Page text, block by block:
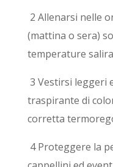
2 Allenarsi nelle
(mattina o sera)
temperature
3 Vestirsi leggeri
traspirante di
corretta
4 Proteggere la